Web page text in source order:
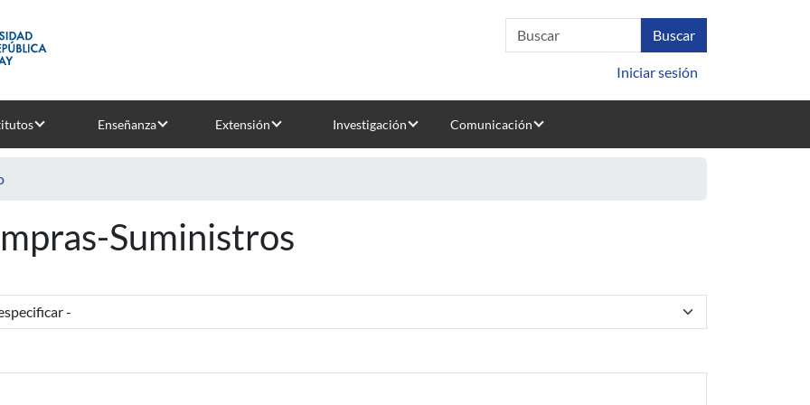
Iniciar sesión
Enseñanza Extensión Investigación Comunicación
Suministros